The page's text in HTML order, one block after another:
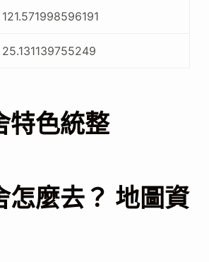
121.571998596191
25.131139755249
特色統整
怎麼去？ 地圖資